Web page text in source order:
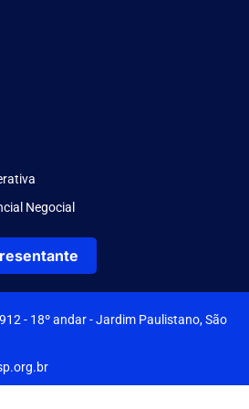
Negocial
- 18º andar - Jardim Paulistano, São